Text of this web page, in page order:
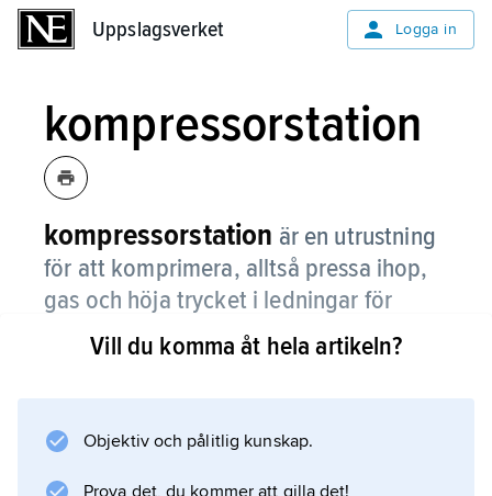
Uppslagsverket Logga in
kompressorstation
kompressorstation är en utrustning
för att komprimera, alltså pressa ihop,
gas och höja trycket i ledningar för
naturgas.
kompressorstationerna i en gasledning. När
Vill du komma åt hela artikeln?
Objektiv och pålitlig kunskap.
Prova det, du kommer att gilla det!